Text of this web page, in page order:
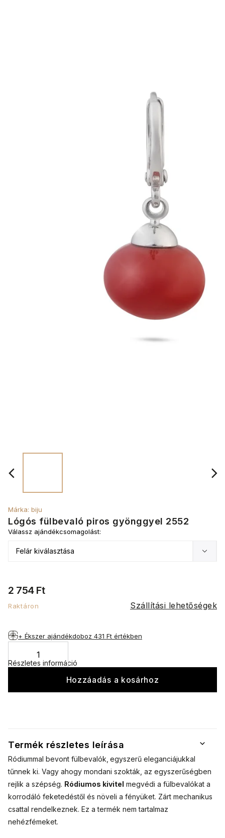
Lógós fülbevaló piros gyönggyel 2552
Márka: biju
2 754 Ft
Raktáron Szállítási lehetőségek
Válassz ajándékcsomagolást:
Hozzáadás a kosárhoz
+ Ékszer ajándékdoboz 431 Ft értékben
Részletes információ
Termék részletes leírása
Ródiummal bevont fülbevalók, egyszerű eleganciájukkal
tűnnek ki. Vagy ahogy mondani szokták, az egyszerűségben
rejlik a szépség. Ródiumos kivitel megvédi a fülbevalókat a
korrodáló feketedéstől és növeli a fényüket. Zárt mechanikus
csattal rendelkeznek. Ez a termék nem tartalmaz
nehézfémeket.